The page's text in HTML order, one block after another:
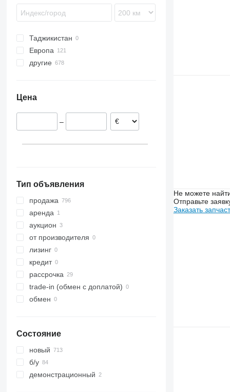
Rubin
VariOpal
Таджикистан
Европа
Польша
Великобритания
Нидерланды
другие
Цена
–
Тип объявления
продажа
аренда
аукцион
от производителя
лизинг
кредит
рассрочка
trade-in (обмен с доплатой)
обмен
Состояние
новый
б/у
демонстрационный
Не можете
Отправьте
Заказать